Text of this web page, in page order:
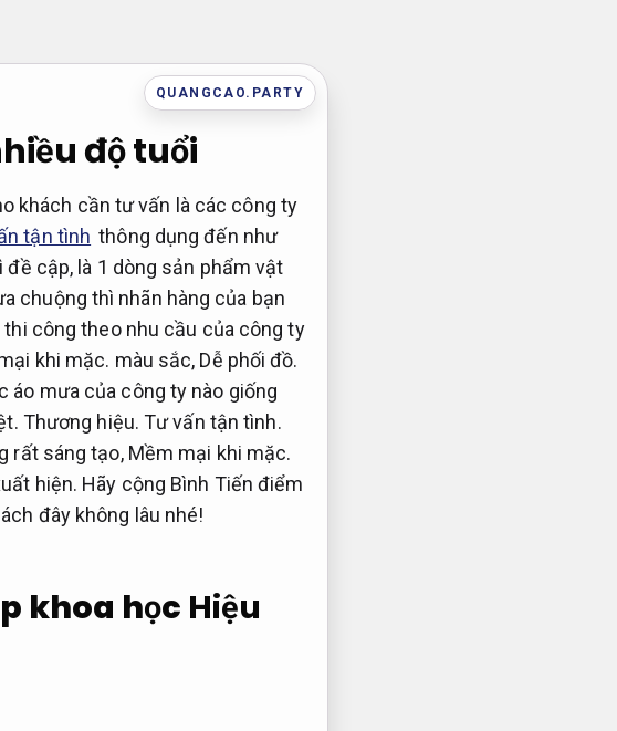
QUANGCAO.PARTY
độ tuổi
khách cần tư vấn là các công ty
tận tình thông dụng đến như
cập, là 1 dòng sản phẩm vật
chuộng thì nhãn hàng của bạn
công theo nhu cầu của công ty
khi mặc. màu sắc, Dễ phối đồ.
áo mưa của công ty nào giống
Thương hiệu. Tư vấn tận tình.
rất sáng tạo, Mềm mại khi mặc.
hiện. Hãy cộng Bình Tiến điểm
đây không lâu nhé!
khoa học Hiệu